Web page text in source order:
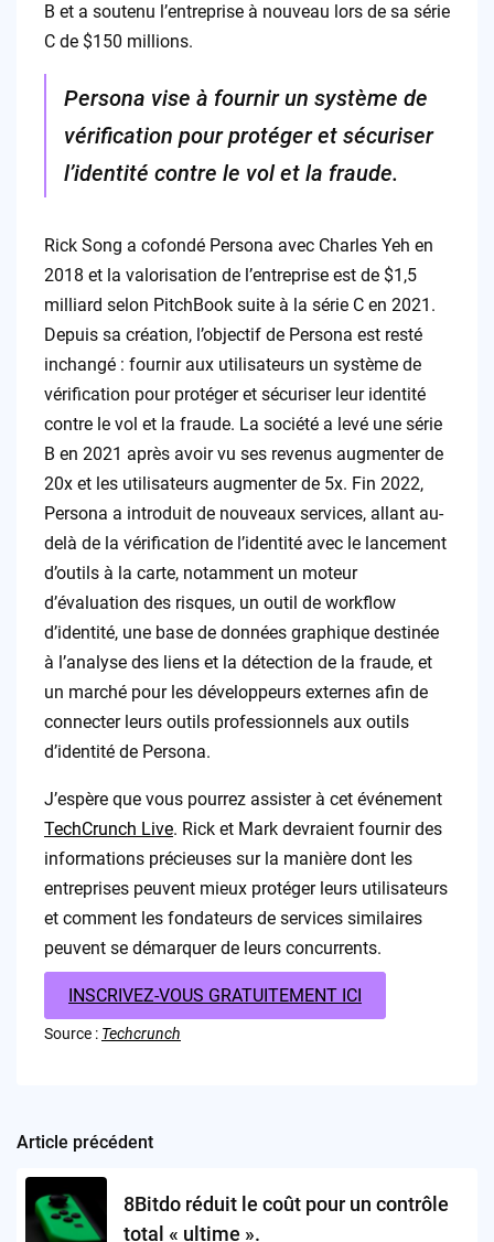
B et a soutenu l’entreprise à nouveau lors de sa série
C de $150 millions.
Persona vise à fournir un système de
vérification pour protéger et sécuriser
l’identité contre le vol et la fraude.
Rick Song a cofondé Persona avec Charles Yeh en
2018 et la valorisation de l’entreprise est de $1,5
milliard selon PitchBook suite à la série C en 2021.
Depuis sa création, l’objectif de Persona est resté
inchangé : fournir aux utilisateurs un système de
vérification pour protéger et sécuriser leur identité
contre le vol et la fraude. La société a levé une série
B en 2021 après avoir vu ses revenus augmenter de
20x et les utilisateurs augmenter de 5x. Fin 2022,
Persona a introduit de nouveaux services, allant au-
delà de la vérification de l’identité avec le lancement
d’outils à la carte, notamment un moteur
d’évaluation des risques, un outil de workflow
d’identité, une base de données graphique destinée
à l’analyse des liens et la détection de la fraude, et
un marché pour les développeurs externes afin de
connecter leurs outils professionnels aux outils
d’identité de Persona.
J’espère que vous pourrez assister à cet événement
TechCrunch Live. Rick et Mark devraient fournir des
informations précieuses sur la manière dont les
entreprises peuvent mieux protéger leurs utilisateurs
et comment les fondateurs de services similaires
peuvent se démarquer de leurs concurrents.
INSCRIVEZ-VOUS GRATUITEMENT ICI
Source : Techcrunch
Post
navigation
Article précédent
8Bitdo réduit le coût pour un contrôle
total « ultime ».